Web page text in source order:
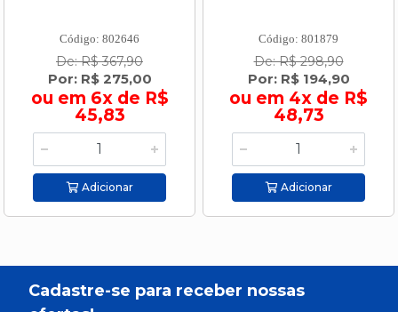
Código: 802646
De: R$ 367,90
Por: R$ 275,00
ou em 6x de R$
45,83
Adicionar
Código: 801879
De: R$ 298,90
Por: R$ 194,90
ou em 4x de R$
48,73
Adicionar
Cadastre-se para receber nossas